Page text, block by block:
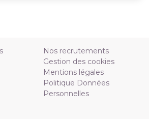
Nos recrutements
Gestion des cookies
Mentions légales
Politique Données
Personnelles